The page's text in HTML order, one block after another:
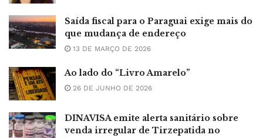
Saída fiscal para o Paraguai exige mais do
que mudança de endereço
13 DE MARÇO DE 2026
Ao lado do “Livro Amarelo”
26 DE JUNHO DE 2026
DINAVISA emite alerta sanitário sobre
venda irregular de Tirzepatida no